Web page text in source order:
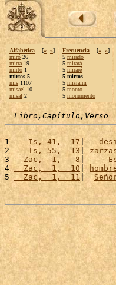
Alfabética [« »]
miró 26
mirra 19
mirto 1
mirtos 5
mis 1107
misael 10
misal 2
Frecuencia [« »]
5 mirado
5 mirará
5 miraré
5 mirtos
5 misraim
5 monto
5 monumento
Libro,Capítulo,Verso
1
   Is, 41,  17
|
2
   Is, 55,  13
|
3
  Zac,  1,   8
|
4
  Zac,  1,  10
|
5
  Zac,  1,  11
|